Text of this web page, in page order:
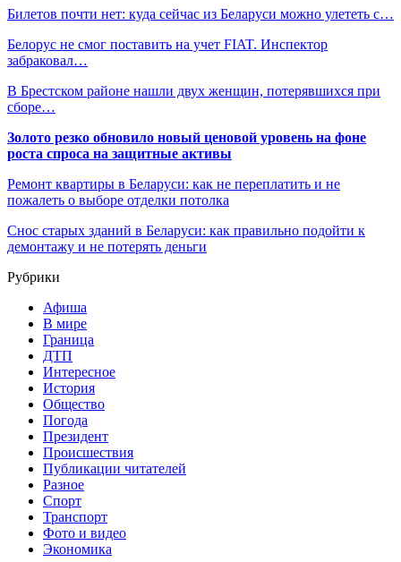
Билетов почти нет: куда сейчас из Беларуси можно улететь с…
Белорус не смог поставить на учет FIAT. Инспектор
забраковал…
В Брестском районе нашли двух женщин, потерявшихся при
сборе…
Золото резко обновило новый ценовой уровень на фоне
роста спроса на защитные активы
Ремонт квартиры в Беларуси: как не переплатить и не
пожалеть о выборе отделки потолка
Снос старых зданий в Беларуси: как правильно подойти к
демонтажу и не потерять деньги
Рубрики
Афиша
В мире
Граница
ДТП
Интересное
История
Общество
Погода
Президент
Происшествия
Публикации читателей
Разное
Спорт
Транспорт
Фото и видео
Экономика